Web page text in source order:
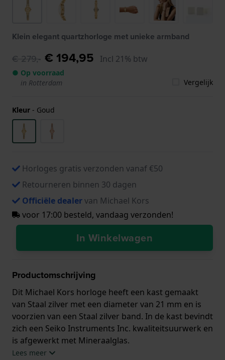
Klein elegant quartzhorloge met unieke armband
€ 279,- € 194,95 Incl 21% btw
● Op voorraad
in Rotterdam
Vergelijk
Kleur - Goud
Horloges gratis verzonden vanaf €50
Retourneren binnen 30 dagen
Officiële dealervan Michael Kors
voor 17:00 besteld, vandaag verzonden!
In Winkelwagen
Productomschrijving
Dit Michael Kors horloge heeft een kast gemaakt
van Staal zilver met een diameter van 21 mm en is
voorzien van een Staal zilver band. In de kast bevindt
zich een Seiko Instruments Inc. kwaliteitsuurwerk en
is afgewerkt met Mineraalglas.
Lees meer